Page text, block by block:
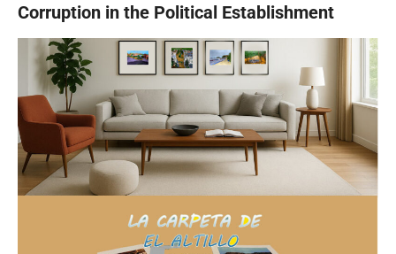
Corruption in the Political Establishment